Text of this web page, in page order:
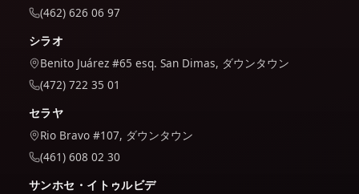
(462) 626 06 97
シラオ
Benito Juárez #65 esq. San Dimas, ダウンタウン
(472) 722 35 01
セラヤ
Rio Bravo #107, ダウンタウン
(461) 608 02 30
サンホセ・イトゥルビデ